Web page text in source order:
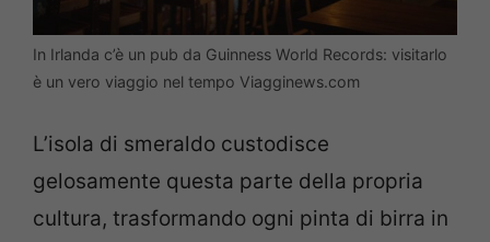
In Irlanda c’è un pub da Guinness World Records: visitarlo
è un vero viaggio nel tempo Viagginews.com
L’isola di smeraldo custodisce
gelosamente questa parte della propria
cultura, trasformando ogni pinta di birra in